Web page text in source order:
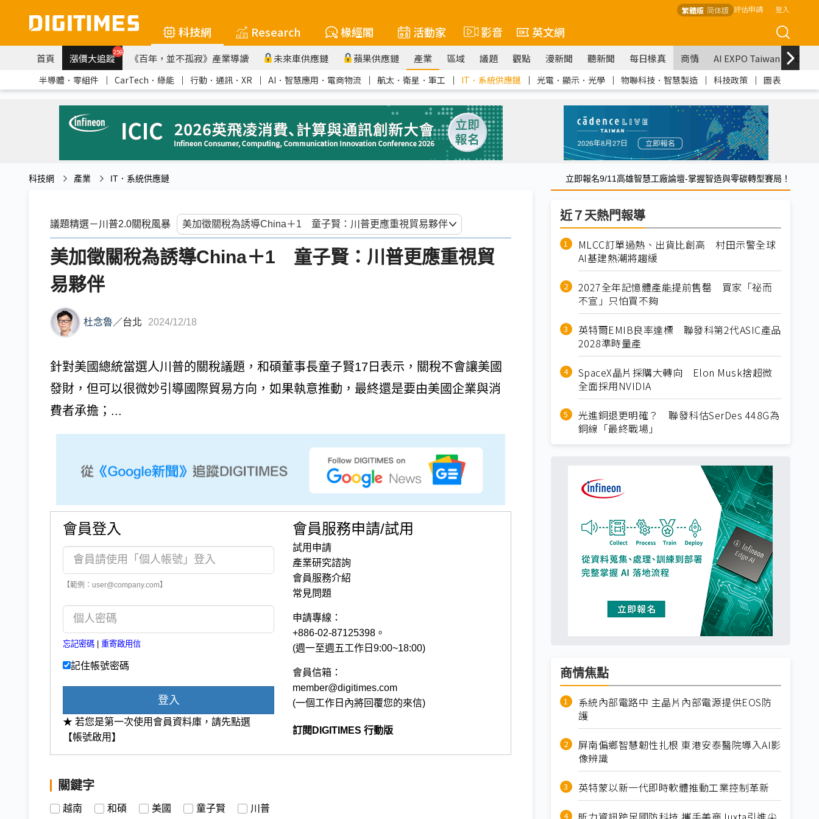
繁體版 简体版 評估申請 登入
科技網 Research 椽經閣 活動家 影音 英文網
首頁 漲價大追蹤259 《百年，並不孤寂》產業導讀 未來車供應鏈 蘋果供應鏈 產業 區域 議題 觀點 漫新聞 聽新聞 每日椽真 商情 AI EXPO Taiwan
半導體．零組件 ｜ CarTech．綠能 ｜ 行動．通訊．XR ｜ AI．智慧應用．電商物流 ｜ 航太．衛星．軍工 ｜ IT．系統供應鏈 ｜ 光電．顯示．光學 ｜ 物聯科技．智慧製造 ｜ 科技政策 ｜ 圖表
科技網 產業 IT．系統供應鏈 立即報名9/11高雄智慧工廠論壇-掌握智造與零碳轉型賽局！
議題精選－川普2.0關稅風暴
美加徵關稅為誘導China＋1 童子賢：川普更應重視貿
易夥伴
杜念魯／台北 2024/12/18
針對美國總統當選人川普的關稅議題，和碩董事長童子賢17日表示，關稅不會讓美國
發財，但可以很微妙引導國際貿易方向，如果執意推動，最終還是要由美國企業與消
費者承擔；...
會員登入
【範例：user@company.com】
忘記密碼 重寄啟用信
記住帳號密碼
登入
★ 若您是第一次使用會員資料庫，請先點選
【帳號啟用】
會員服務申請/試用
試用申請
產業研究諮詢
會員服務介紹
常見問題
申請專線：
+886-02-87125398。
(週一至週五工作日9:00~18:00)
會員信箱：
member@digitimes.com
(一個工作日內將回覆您的來信)
訂閱DIGITIMES 行動版
關鍵字
越南 和碩 美國 童子賢 川普
近７天熱門報導
MLCC訂單過熱、出貨比創高 村田示警全球
AI基建熱潮將趨緩
2027全年記憶體產能提前售罄 買家「祕而
不宣」只怕買不夠
英特爾EMIB良率達標 聯發科第2代ASIC產品
2028準時量產
SpaceX晶片採購大轉向 Elon Musk捨超微
全面採用NVIDIA
光進銅退更明確？ 聯發科估SerDes 448G為
銅線「最終戰場」
商情焦點
系統內部電路中 主晶片內部電源提供EOS防
護
屏南偏鄉智慧韌性扎根 東港安泰醫院導入AI影
像辨識
英特蒙以新一代即時軟體推動工業控制革新